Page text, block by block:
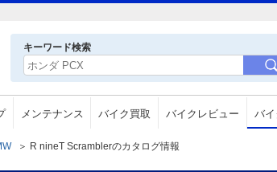
キーワード検索
メンテナンス バイク買取 バイクレビュー バ
＞ R nineT Scramblerのカタログ情報